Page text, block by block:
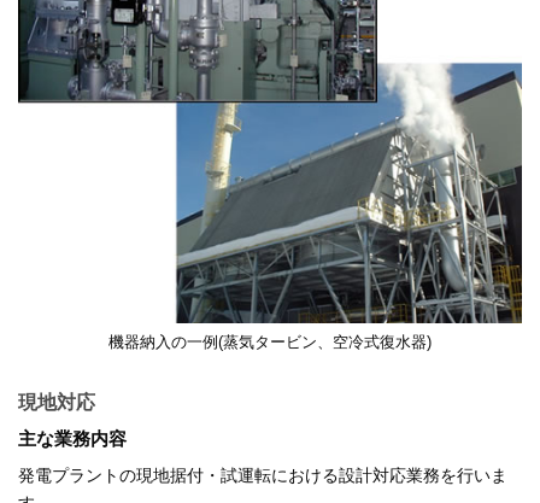
機器納入の一例(蒸気タービン、空冷式復水器)
現地対応
主な業務内容
発電プラントの現地据付・試運転における設計対応業務を行いま